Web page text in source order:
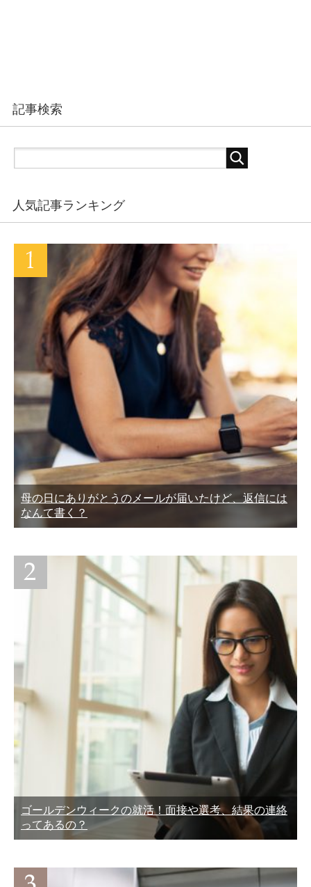
記事検索
人気記事ランキング
母の日にありがとうのメールが届いたけど、返信には
なんて書く？
ゴールデンウィークの就活！面接や選考、結果の連絡
ってあるの？